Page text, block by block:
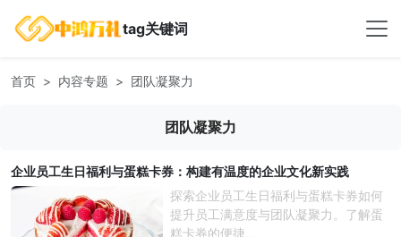
tag关键词
首页 内容专题 团队凝聚力
团队凝聚力
企业员工生日福利与蛋糕卡券：构建有温度的企业文化新实践
探索企业员工生日福利与蛋糕卡券如何
提升员工满意度与团队凝聚力。了解蛋
糕卡券的便捷...